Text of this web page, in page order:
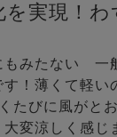
を実現！わ
もみたない 一
！薄くて軽い
たびに風がと
変涼しく感じ